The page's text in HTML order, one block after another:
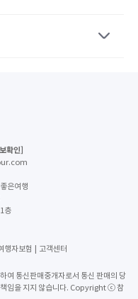
확인]
은여행
층
행자보험 고객센터
여 통신판매중개자로서 통신 판매의 당
책임을 지지 않습니다. Copyright ⓒ 참